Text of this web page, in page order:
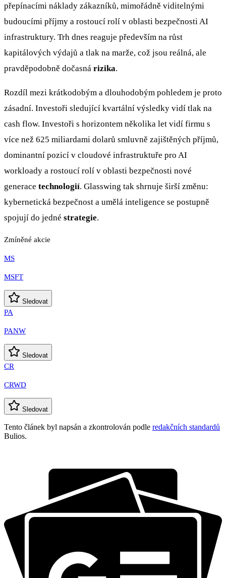
přepínacími náklady zákazníků, mimořádně viditelnými
budoucími příjmy a rostoucí rolí v oblasti bezpečnosti AI
infrastruktury. Trh dnes reaguje především na růst
kapitálových výdajů a tlak na marže, což jsou reálná, ale
pravděpodobně dočasná rizika.
Rozdíl mezi krátkodobým a dlouhodobým pohledem je proto
zásadní. Investoři sledující kvartální výsledky vidí tlak na
cash flow. Investoři s horizontem několika let vidí firmu s
více než 625 miliardami dolarů smluvně zajištěných příjmů,
dominantní pozicí v cloudové infrastruktuře pro AI
workloady a rostoucí rolí v oblasti bezpečnosti nové
generace technologií. Glasswing tak shrnuje širší změnu:
kybernetická bezpečnost a umělá inteligence se postupně
spojují do jedné strategie.
Zmíněné akcie
MS
MSFT
Sledovat
PA
PANW
Sledovat
CR
CRWD
Sledovat
Tento článek byl napsán a zkontrolován podle redakčních standardů
Bulios.